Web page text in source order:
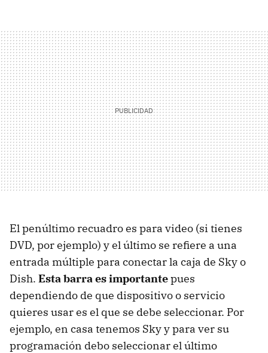
El penúltimo recuadro es para video (si tienes
DVD, por ejemplo) y el último se refiere a una
entrada múltiple para conectar la caja de Sky o
Dish. Esta barra es importantepues
dependiendo de que dispositivo o servicio
quieres usar es el que se debe seleccionar. Por
ejemplo, en casa tenemos Sky y para ver su
programación debo seleccionar el último